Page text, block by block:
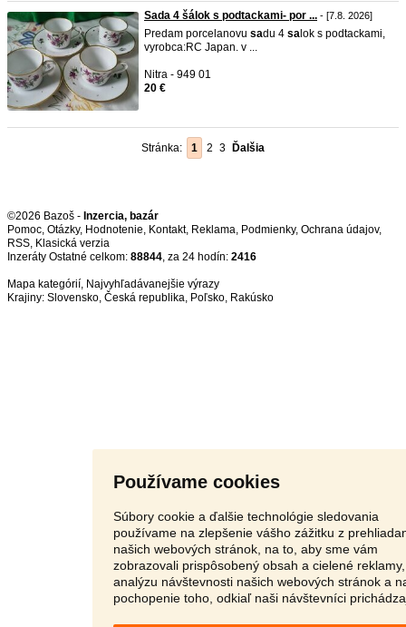
Používame cookies
Súbory cookie a ďalšie technológie sledovania
používame na zlepšenie vášho zážitku z
našich webových stránok, na to, aby sme vám
zobrazovali prispôsobený obsah a cielené
analýzu návštevnosti našich webových stránok a
pochopenie toho, odkiaľ naši návštevníci
Sada 4 šálok s podtackami- por ... - [7.8. 2026]
Predam porcelanovu sadu 4 sa lok s podtackami,
vyrobca:RC Japan. v ...
Nitra - 949 01
20 €
Stránka: 1 2 3 Ďalšia
©2026 Bazoš - Inzercia, bazár
Pomoc, Otázky, Hodnotenie, Kontakt, Reklama, Podmienky, Ochrana údajov,
RSS,
Inzeráty Ostatné celkom: 88844, za 24 hodín: 2416
Mapa kategórií, Najvyhľadávanejšie výrazy
Krajiny: Slovensko, Česká republika, Poľsko, Rakúsko